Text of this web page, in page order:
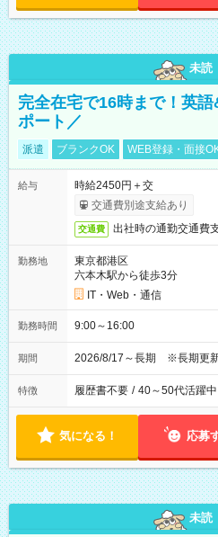
未読
完全在宅で16時まで！英
ポート／
派遣 ブランクOK WEB登録・面接
給与
時給2450円＋交
交通費別途支給あり
交通費 出社時の通勤交通費
勤務地
東京都港区
六本木駅から徒歩3分
IT・Web・通信
勤務時間 9:00～16:00
期間 2026/8/17～長期 ※長期更
特徴 履歴書不要 / 40～50代活躍中
気になる！ 応募
未読